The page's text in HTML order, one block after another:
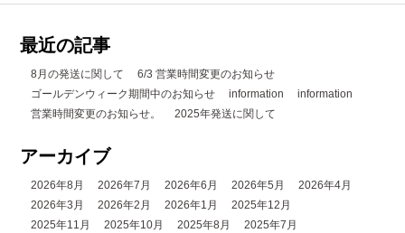
最近の記事
8月の発送に関して
6/3 営業時間変更のお知らせ
ゴールデンウィーク期間中のお知らせ
information
information
営業時間変更のお知らせ。
2025年発送に関して
アーカイブ
2026年8月 2026年7月 2026年6月 2026年5月
2026年4月
2026年3月
2026年2月 2026年1月
2025年12月
2025年11月
2025年10月 2025年8月
2025年7月